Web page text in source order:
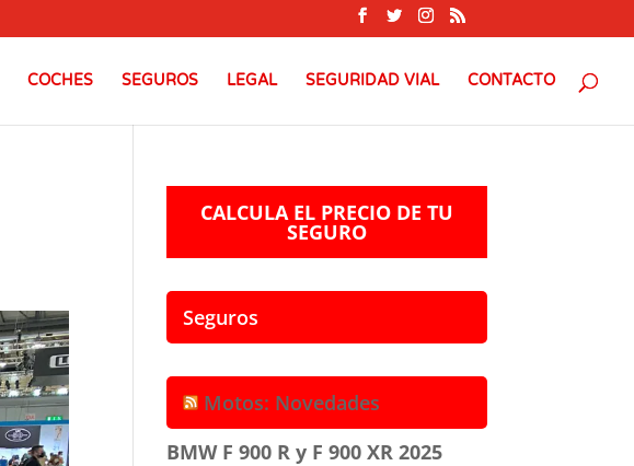
COCHES SEGUROS LEGAL SEGURIDAD VIAL CONTACTO
CALCULA EL PRECIO DE TU
SEGURO
Seguros
Motos: Novedades
BMW F 900 R y F 900 XR 2025